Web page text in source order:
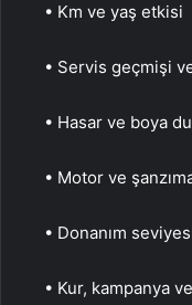
• Km ve yaş etkisi
• Servis geçmişi
• Hasar ve boya
• Motor ve
• Donanım
• Kur, kampanya